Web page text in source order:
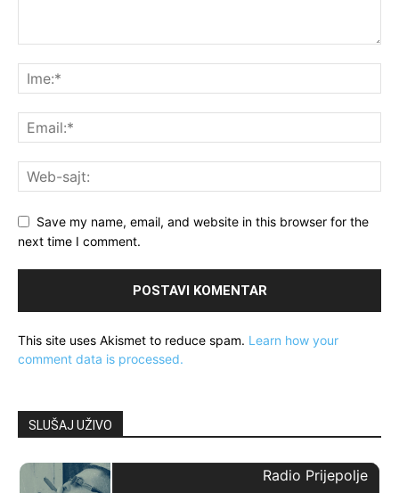
Save my name, email, and website in this browser for the
next time I comment.
This site uses Akismet to reduce spam. Learn how your
comment data is processed.
SLUŠAJ UŽIVO